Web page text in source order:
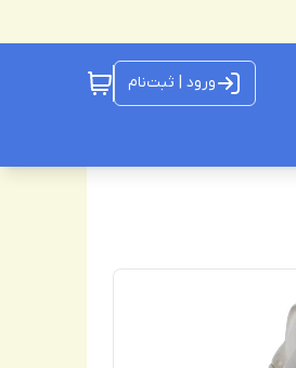
ورود | ثبت‌نام